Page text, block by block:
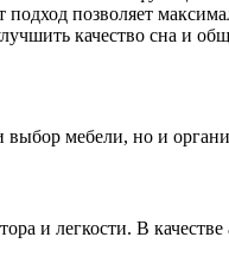
позволяет
качество сна и
выбор мебели, но и
и легкости. В качестве